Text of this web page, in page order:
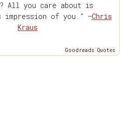
All you care about is
impression of you.” —Chris
Kraus
Goodreads Quotes